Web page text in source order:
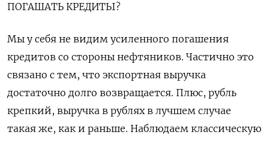
ПОГАШАТЬ КРЕДИТЫ?
Мы у себя не видим усиленного погашения
кредитов со стороны нефтяников. Частично это
связано с тем, что экспортная выручка
достаточно долго возвращается. Плюс, рубль
крепкий, выручка в рублях в лучшем случае ​
такая же, как и раньше. Наблюдаем классическую